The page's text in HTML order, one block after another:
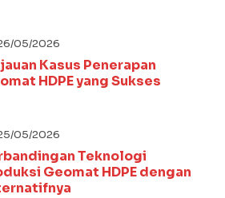
05/2026
Kasus Penerapan
HDPE yang Sukses
05/2026
Teknologi
Geomat HDPE dengan